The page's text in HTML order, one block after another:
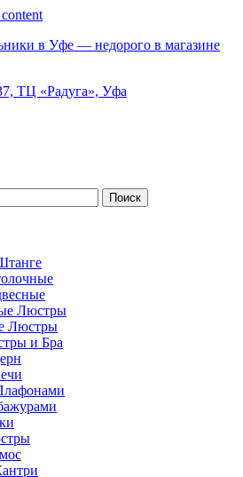
в Уфе — недорого в магазине
ТЦ «Радуга», Уфа
Люстры
Люстры
и Бра